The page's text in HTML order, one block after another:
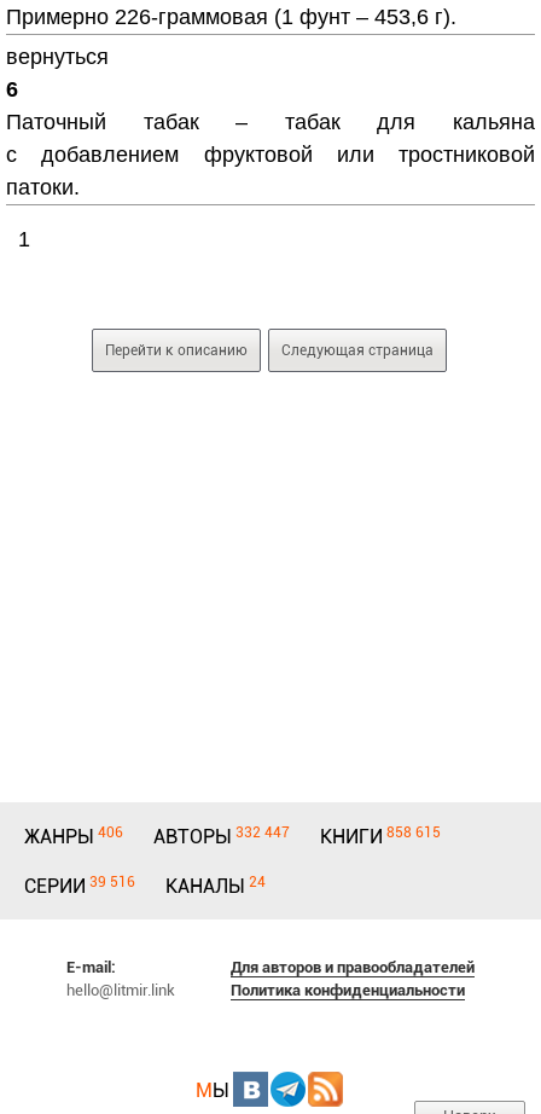
Примерно 226-граммовая (1 фунт – 453,6 г).
вернуться
6
Паточный табак – табак для кальяна
с добавлением фруктовой или тростниковой
патоки.
1
Перейти к описанию Следующая страница
ЖАНРЫ 406 АВТОРЫ 332 447 КНИГИ 858 615
СЕРИИ 39 516 КАНАЛЫ 24
E-mail:
hello@litmir.link
Для авторов и правообладателей
Политика конфиденциальности
МЫ